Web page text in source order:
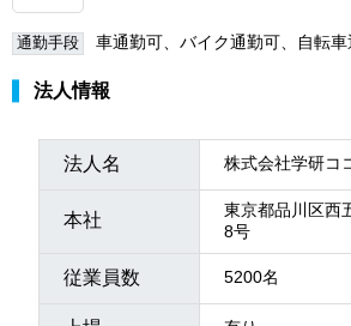
通勤手段 車通勤可、バイク通勤可、自転
法人情報
法人名 株式会社学研コ
本社
東京都品川区西
8号
従業員数 5200名